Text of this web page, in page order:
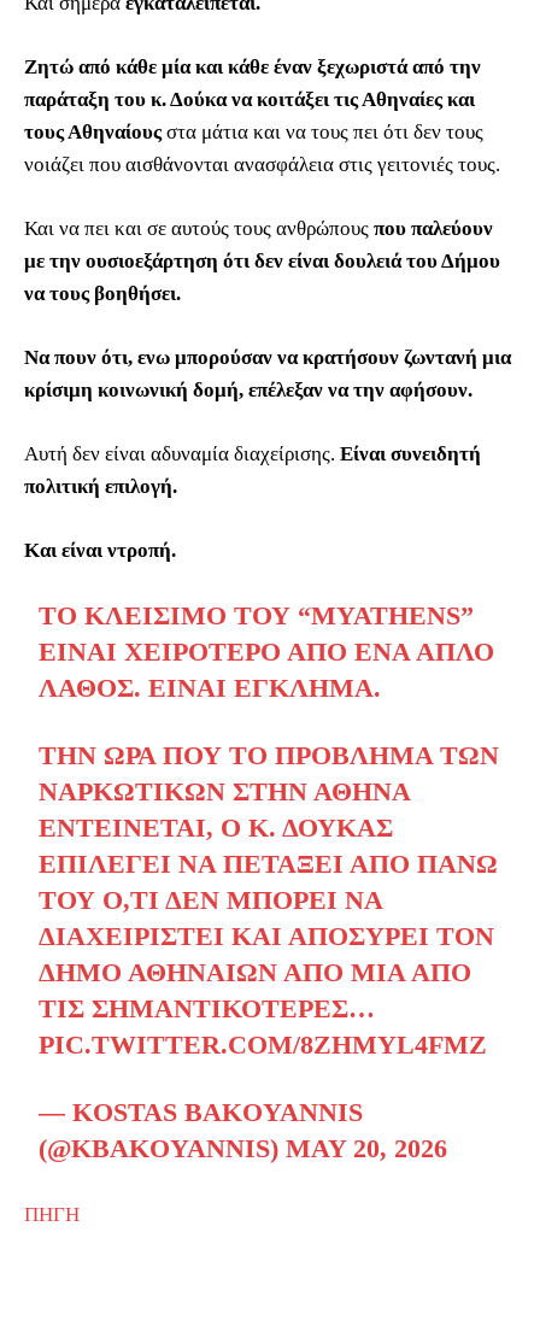
Ζητώ από κάθε μία και κάθε έναν ξεχωριστά από την
παράταξη του κ. Δούκα να κοιτάξει τις Αθηναίες και
τους Αθηναίουςστα μάτια και να τους πει ότι δεν τους
νοιάζει που αισθάνονται ανασφάλεια στις γειτονιές τους.
Και να πει και σε αυτούς τους ανθρώπους που παλεύουν
με την ουσιοεξάρτηση ότι δεν είναι δουλειά του Δήμου
να τους βοηθήσει.
Να πουν ότι, ενω μπορούσαν να κρατήσουν ζωντανή μια
κρίσιμη κοινωνική δομή, επέλεξαν να την αφήσουν.
Αυτή δεν είναι αδυναμία διαχείρισης. Είναι συνειδητή
πολιτική επιλογή.
Και είναι ντροπή.
ΤΟ ΚΛΕΊΣΙΜΟ ΤΟΥ “MYATHENS”
ΕΊΝΑΙ ΧΕΙΡΌΤΕΡΟ ΑΠΌ ΈΝΑ ΑΠΛΌ
ΛΆΘΟΣ. ΕΊΝΑΙ ΈΓΚΛΗΜΑ.
ΤΗΝ ΏΡΑ ΠΟΥ ΤΟ ΠΡΌΒΛΗΜΑ ΤΩΝ
ΝΑΡΚΩΤΙΚΏΝ ΣΤΗΝ ΑΘΉΝΑ
ΕΝΤΕΊΝΕΤΑΙ, Ο Κ. ΔΟΎΚΑΣ
ΕΠΙΛΈΓΕΙ ΝΑ ΠΕΤΆΞΕΙ ΑΠΌ ΠΆΝΩ
ΤΟΥ Ό,ΤΙ ΔΕΝ ΜΠΟΡΕΊ ΝΑ
ΔΙΑΧΕΙΡΙΣΤΕΊ ΚΑΙ ΑΠΟΣΎΡΕΙ ΤΟΝ
ΔΉΜΟ ΑΘΗΝΑΊΩΝ ΑΠΌ ΜΙΑ ΑΠΌ
ΤΙΣ ΣΗΜΑΝΤΙΚΌΤΕΡΕΣ…
PIC.TWITTER.COM/8ZHMYL4FMZ
— KOSTAS BAKOYANNIS
(@KBAKOYANNIS)MAY 20, 2026
ΠΗΓΗ